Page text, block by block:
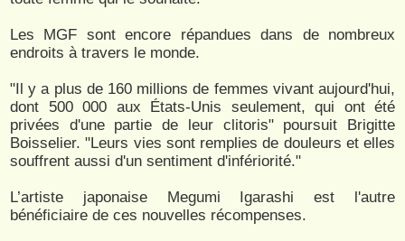
Les MGF sont encore répandues dans de nombreux
endroits à travers le monde.
"Il y a plus de 160 millions de femmes vivant aujourd'hui,
dont 500 000 aux États-Unis seulement, qui ont été
privées d'une partie de leur clitoris" poursuit Brigitte
Boisselier. "Leurs vies sont remplies de douleurs et elles
souffrent aussi d'un sentiment d'infériorité."
L’artiste japonaise Megumi Igarashi est l'autre
bénéficiaire de ces nouvelles récompenses.